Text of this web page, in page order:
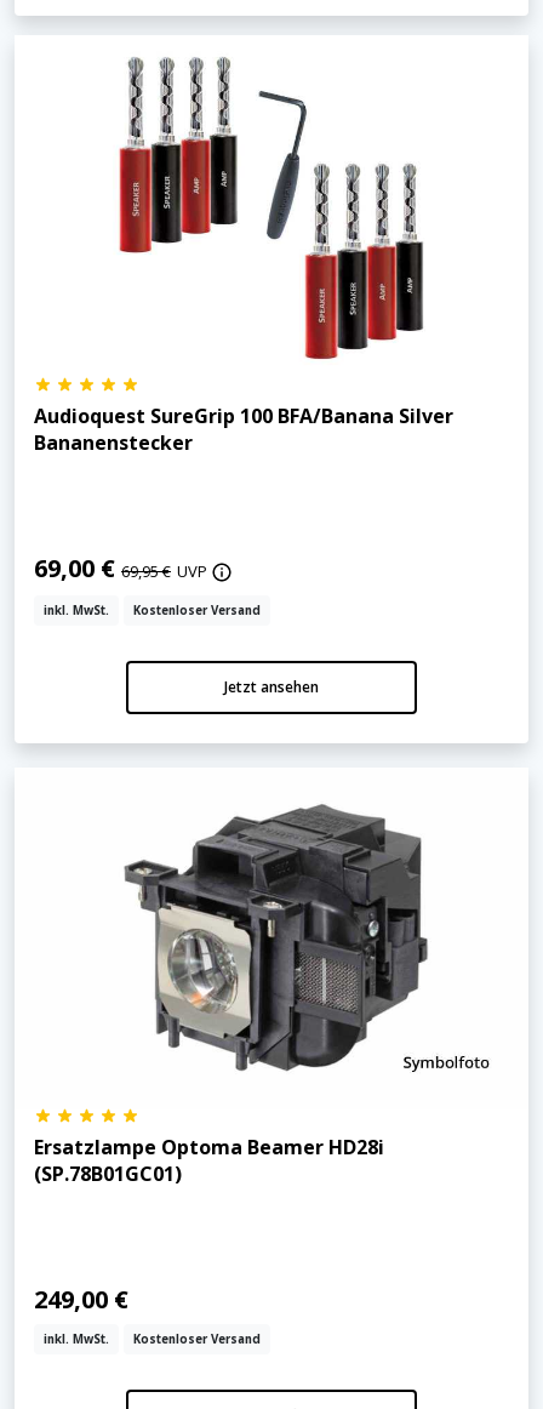
Audioquest SureGrip 100 BFA/Banana Silver
Bananenstecker
69,00 € 69,95 € UVP
inkl. MwSt. Kostenloser Versand
Jetzt ansehen
Ersatzlampe Optoma Beamer HD28i
(SP.78B01GC01)
249,00 €
inkl. MwSt. Kostenloser Versand